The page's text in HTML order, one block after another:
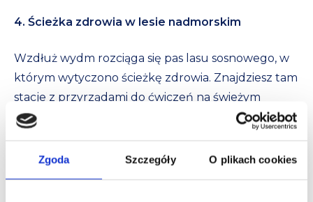
Zgoda Szczegóły O plikach cookies
4. Ścieżka zdrowia w lesie nadmorskim
Wzdłuż wydm rozciąga się pas lasu sosnowego, w
którym wytyczono ścieżkę zdrowia. Znajdziesz tam
stacje z przyrządami do ćwiczeń na świeżym
powietrzu. To najlepszy sposób na poranny
naturalna inhalacja gwarantowana!